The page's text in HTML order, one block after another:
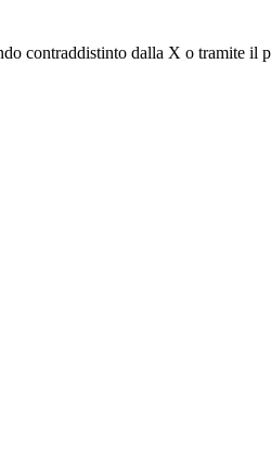
contraddistinto dalla X o tramite il